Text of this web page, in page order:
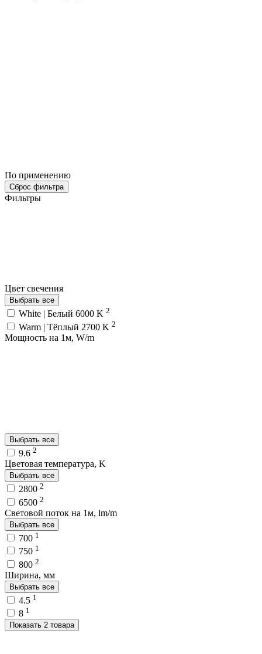
По применению
Сброс фильтра
Фильтры
Цвет свечения
Выбрать все
White | Белый 6000 K 2
Warm | Тёплый 2700 K 2
Мощность на 1м, W/m
Выбрать все
9.6 2
Цветовая температура, K
Выбрать все
2800 2
6500 2
Световой поток на 1м, lm/m
Выбрать все
700 1
750 1
800 2
Ширина, мм
Выбрать все
4.5 1
8 1
Показать 2 товара